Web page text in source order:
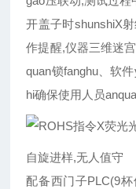
开盖子时shunshiX
作提醒,仪器三维迷
quan锁fanghu、软
hi确保使用人员
自旋进样,无人值守
配备西门子PLC(9